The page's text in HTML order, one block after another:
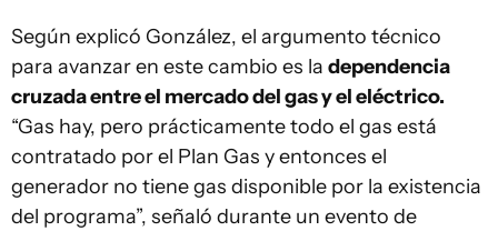
Según explicó González, el argumento técnico
para avanzar en este cambio es la dependencia
cruzada entre el mercado del gas y el eléctrico.
“Gas hay, pero prácticamente todo el gas está
contratado por el Plan Gas y entonces el
generador no tiene gas disponible por la existencia
del programa”, señaló durante un evento de